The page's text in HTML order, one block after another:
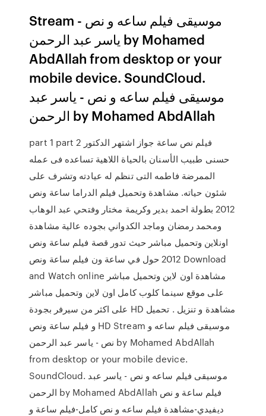
Stream موسيقى فيلم ساعه و نص -
ياسر عبد الرحمن by Mohamed
AbdAllah from desktop or your
mobile device. SoundCloud.
موسيقى فيلم ساعه و نص - ياسر عبد
الرحمن by Mohamed AbdAllah
part 1 part 2 فيلم نص ساعة جواز اشتهر الدكتور
حسنى طبيب الأسنان بالحياة اللاهية تساعده فى عمله
الممرضة فاطمه التى تنظم له عيادته وتشرف على
شئون حياته. مشاهدة وتحميل فيلم الدراما ساعة ونص
2012 بطولة احمد بدير وكريمة مختار وفتحي عبد الوهاب
ومحمد رمضان وماجد الكدواني بجوده عالية مشاهدة
اونلاين وتحميل مباشر حيث تدور قصة فيلم ساعة ونص
2012 حول في ساعة ون فيلم ساعة ونص Download
and Watch online مشاهدة اون لاين وتحميل مباشر
على موقع سينما كلوب كامل اون لاين وتحميل مباشر
على اكثر من سيرفر بجودة HD مشاهدة و تنزيل . تحميل
و فيلم ساعة ونص HD Stream موسيقى فيلم ساعه و
نص - ياسر عبد الرحمن by Mohamed AbdAllah
from desktop or your mobile device.
SoundCloud. موسيقى فيلم ساعه و نص - ياسر عبد
الرحمن by Mohamed AbdAllah فيلم ساعة و نص
ديفيدي-مشاهدة فيلم ساعه و نص كامل-فيلم ساعة و